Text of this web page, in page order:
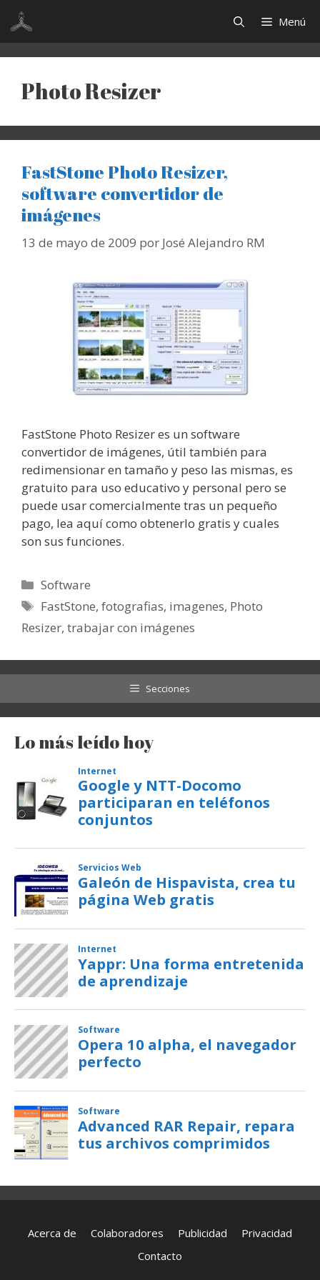
Saltar
contenido
Menú
Photo Resizer
FastStone Photo Resizer,
software convertidor de
imágenes
13 de mayo de 2009 por José Alejandro RM
FastStone Photo Resizer es un software
convertidor de imágenes, útil también para
redimensionar en tamaño y peso las mismas, es
gratuito para uso educativo y personal pero se
puede usar comercialmente tras un pequeño
pago, lea aquí como obtenerlo gratis y cuales
son sus funciones.
Categorías
Software
Etiquetas
FastStone,fotografias, imagenes, Photo
Resizer, trabajar con imágenes
Secciones
Lo más leído hoy
Acerca de Colaboradores Publicidad
Privacidad
Contacto